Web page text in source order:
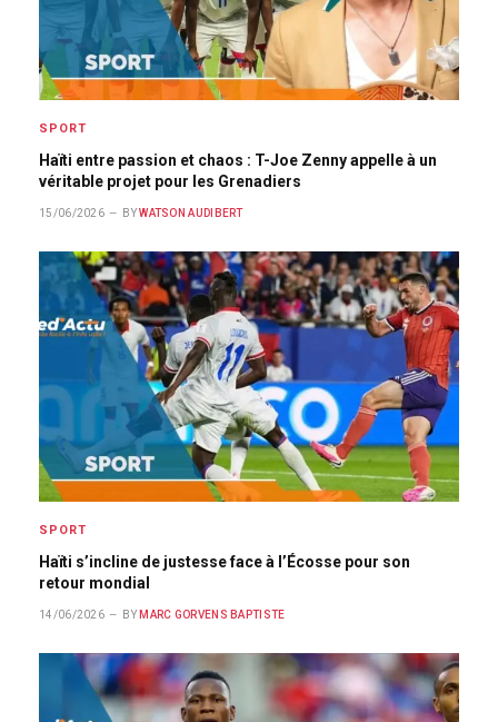
SPORT
Haïti entre passion et chaos : T-Joe Zenny appelle à un
véritable projet pour les Grenadiers
15/06/2026 BY WATSON AUDIBERT
SPORT
Haïti s’incline de justesse face à l’Écosse pour son
retour mondial
14/06/2026 BY MARC GORVENS BAPTISTE